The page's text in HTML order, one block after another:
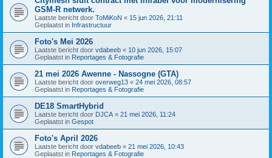
GSM-R netwerk.
Laatste bericht door ToMiKoN « 15 jun 2026, 21:11
Geplaatst in Infrastructuur
Foto's Mei 2026
Laatste bericht door vdabeeb « 10 jun 2026, 15:07
Geplaatst in Reportages & Fotografie
21 mei 2026 Awenne - Nassogne (GTA)
Laatste bericht door overweg13 « 24 mei 2026, 08:57
Geplaatst in Reportages & Fotografie
DE18 SmartHybrid
Laatste bericht door DJCA « 21 mei 2026, 11:24
Geplaatst in Gespot
Foto's April 2026
Laatste bericht door vdabeeb « 21 mei 2026, 10:43
Geplaatst in Reportages & Fotografie